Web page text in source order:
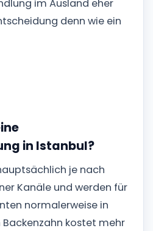
im Ausland eher
denn wie ein
in Istanbul?
je nach
Kanäle und werden für
normalerweise in
Backenzahn kostet mehr